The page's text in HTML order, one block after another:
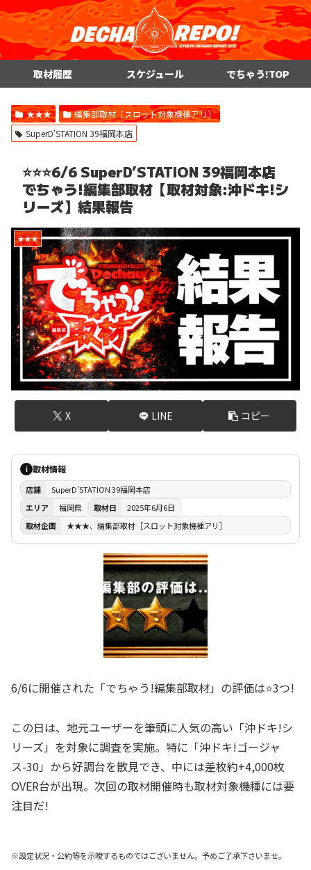
取材履歴 スケジュール でちゃう!TOP
★★★
編集部取材［スロット対象機種アリ］
SuperD'STATION 39福岡本店
⭐️⭐️⭐️6/6 SuperD’STATION 39福岡本店
でちゃう!編集部取材【取材対象:沖ドキ!シ
リーズ】結果報告
★★★
X LINE コピー
i 取材情報
店舗
SuperD'STATION 39福岡本店
エリア
福岡県 取材日
2025年6月6日
取材企画
★★★、編集部取材［スロット対象機種アリ］
6/6に開催された「でちゃう!編集部取材」の評価は⭐️3つ!
この日は、地元ユーザーを筆頭に人気の高い「沖ドキ!シ
リーズ」を対象に調査を実施。特に「沖ドキ!ゴージャ
ス-30」から好調台を散見でき、中には差枚約+4,000枚
OVER台が出現。次回の取材開催時も取材対象機種には要
注目だ!
※設定状況・公約等を示唆するものではございません。予めご了承下さいませ。